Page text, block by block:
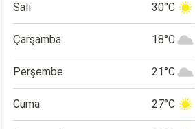
Salı 30°C
Çarşamba 18°C
Perşembe 21°C
Cuma 27°C